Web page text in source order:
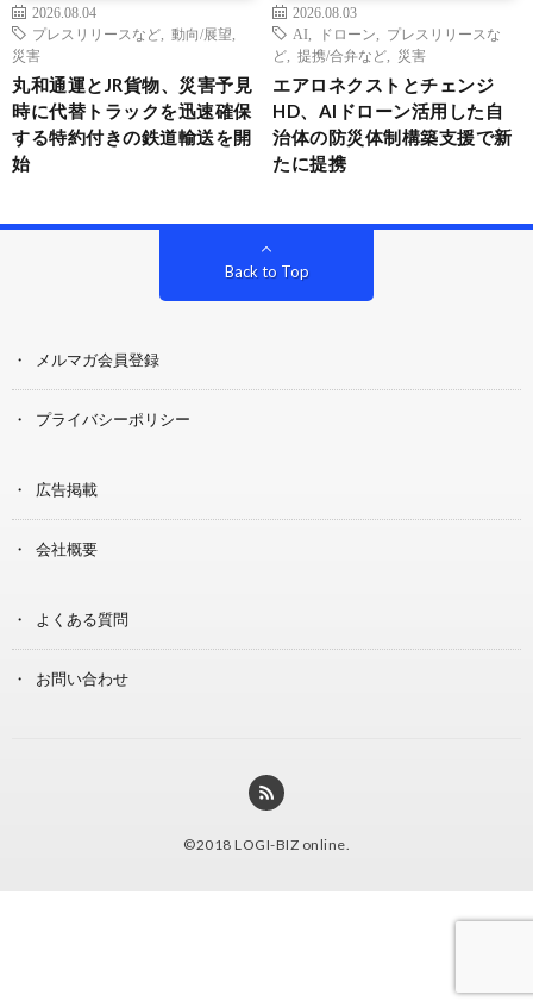
2026.08.04
プレスリリースなど
動向/展望
災害
丸和通運とJR貨物、災害予見
時に代替トラックを迅速確保
する特約付きの鉄道輸送を開
始
2026.08.03
AI
ドローン
プレスリリースな
ど
提携/合弁など 災害
エアロネクストとチェンジ
HD、AIドローン活用した自
治体の防災体制構築支援で新
たに提携
Back to Top
メルマガ会員登録
プライバシーポリシー
広告掲載
会社概要
よくある質問
お問い合わせ
©2018 LOGI-BIZ online